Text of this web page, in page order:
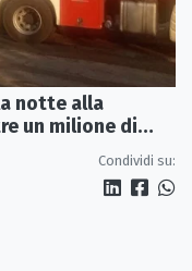
notte alla
un milione di
Condividi su: